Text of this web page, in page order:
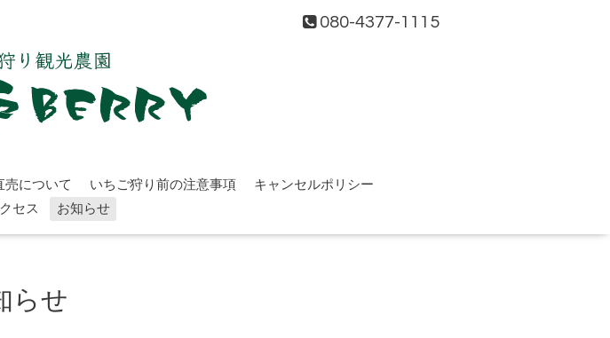
080-4377-1115
売について いちご狩り前の注意事項
キャンセルポリシー
セス
お知らせ
らせ